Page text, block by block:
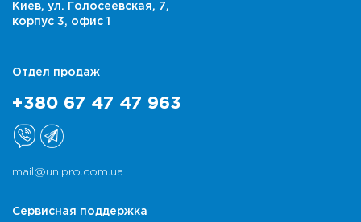
Киев, ул. Голосеевская, 7,
корпус 3, офис 1
Отдел продаж
+380 67 47 47 963
mail@unipro.com.ua
Сервисная поддержка